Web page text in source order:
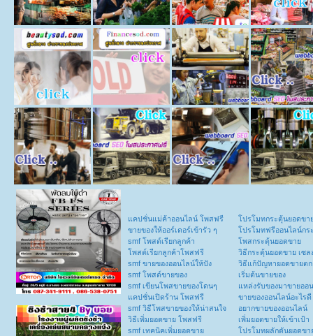
แคปชั่นแม่ค้าออนไลน์ โพสฟรี
ขายของให้ออร์เดอร์เข้ารัว ๆ
smf โพสต์เรียกลูกค้า
โพสต์เรียกลูกค้าโพสฟรี
smf ขายของออนไลน์ให้ปัง
smf โพสต์ขายของ
smf เขียนโพสขายของโดนๆ
แคปชั่นเปิดร้าน โพสฟรี
smf วิธีโพสขายของให้น่าสนใจ
วิธีเพิ่มยอดขาย โพสฟรี
smf เทคนิคเพิ่มยอดขาย
โปรโมทกระตุ้นยอดขา
โปรโมทฟรีออนไลน์กร
โพสกระตุ้นยอดขาย
วิธีกระตุ้นยอดขาย เซล
วิธีแก้ปัญหายอดขายตก
เริ่มต้นขายของ
แหล่งรับของมาขายออ
ขายของออนไลน์อะไรดี
อยากขายของออนไลน์
เพิ่มยอดขายให้เข้าเป้า
โปรโมทผลักดันยอดขา